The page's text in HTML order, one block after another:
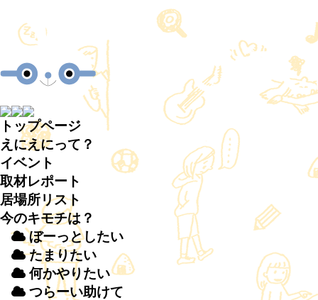
トップページ
えにえにって？
イベント
取材レポート
居場所リスト
今のキモチは？
ぼーっとしたい
たまりたい
何かやりたい
つらーい助けて